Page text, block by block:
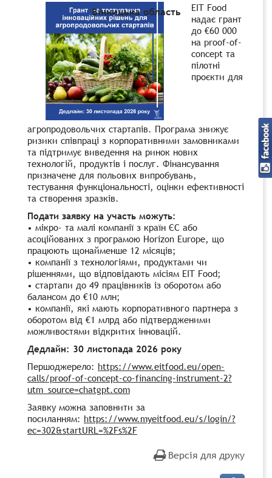
Вінницька область
EIT Food
надає грант
до €60 000
на proof-of-
concept та
пілотні
проєкти для
агропродовольчих стартапів. Програма знижує
ризики співпраці з корпоративними замовниками
та підтримує виведення на ринок нових
технологій, продуктів і послуг. Фінансування
призначене для польових випробувань,
тестування функціональності, оцінки ефективності
та створення зразків.
Подати заявку на участь можуть:
• мікро- та малі компанії з країн ЄС або
асоційованих з програмою Horizon Europe, що
працюють щонайменше 12 місяців;
• компанії з технологіями, продуктами чи
рішеннями, що відповідають місіям EIT Food;
• стартапи до 49 працівників із оборотом або
балансом до €10 млн;
• компанії, які мають корпоративного партнера з
оборотом від €1 млрд або підтвердженими
можливостями відкритих інновацій.
Дедлайн: 30 листопада 2026 року
Першоджерело: https://www.eitfood.eu/open-
calls/proof-of-concept-co-financing-instrument-2?
utm_source=chatgpt.com
Заявку можна заповнити за
посиланням: https://www.myeitfood.eu/s/login/?
ec=302&startURL=%2Fs%2F
Версія для друку